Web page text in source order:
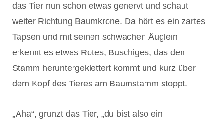
das Tier nun schon etwas genervt und schaut
weiter Richtung Baumkrone. Da hört es ein zartes
Tapsen und mit seinen schwachen Äuglein
erkennt es etwas Rotes, Buschiges, das den
Stamm heruntergeklettert kommt und kurz über
dem Kopf des Tieres am Baumstamm stoppt.
Aha“, grunzt das Tier, „du bist also ein